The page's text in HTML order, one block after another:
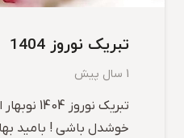
تبریک نوروز 1404
1 سال پیش
تبریک
خوشدل باشی ! بامید